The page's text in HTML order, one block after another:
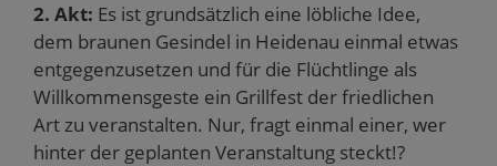
2. Akt: Es ist grundsätzlich eine löbliche Idee,
dem braunen Gesindel in Heidenau einmal etwas
entgegenzusetzen und für die Flüchtlinge als
Willkommensgeste ein Grillfest der friedlichen
Art zu veranstalten. Nur, fragt einmal einer, wer
hinter der geplanten Veranstaltung steckt!?